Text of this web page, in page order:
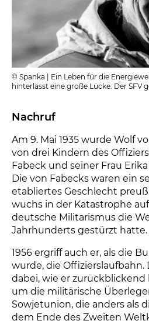
© Spanka | Ein Leben für die
hinterlässt eine große Lücke. Der SFV
Nachruf
Am 9. Mai 1935 wurde Wolf
von drei Kindern des
Fabeck und seiner Frau
Die von Fabecks waren ein
etabliertes Geschlecht
wuchs in der Katastrophe
deutsche Militarismus die
Jahrhunderts gestürzt hatte.
1956 ergriff auch er, als die
wurde, die
dabei, wie er zurückblickend
um die militärische
Sowjetunion, die anders als
dem Ende des Zweiten